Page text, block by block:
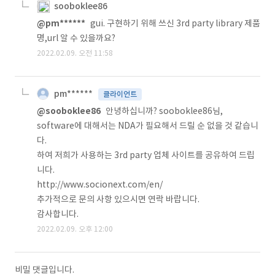
sooboklee86
@pm****** gui. 구현하기 위해 쓰신 3rd party library 제품
명,url 알 수 있을까요?
2022.02.09. 오전 11:58
pm****** 클라이언트
@sooboklee86 안녕하십니까? sooboklee86님,
software에 대해서는 NDA가 필요해서 드릴 순 없을 것 같습니
다.
하여 저희가 사용하는 3rd party 업체 사이트를 공유하여 드립
니다.
http://www.socionext.com/en/
추가적으로 문의 사항 있으시면 연락 바랍니다.
감사합니다.
2022.02.09. 오후 12:00
비밀 댓글입니다.